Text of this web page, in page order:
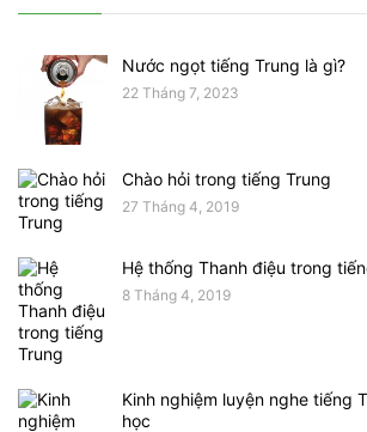
Nước ngọt tiếng Trung là gì?
22 Tháng 7, 2023
Chào hỏi trong tiếng Trung
27 Tháng 4, 2019
Hệ thống Thanh điệu trong
8 Tháng 4, 2019
Kinh nghiệm luyện nghe tiếng
học